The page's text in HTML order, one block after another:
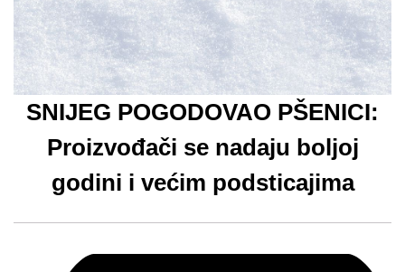
SNIJEG POGODOVAO PŠENICI:
Proizvođači se nadaju boljoj
godini i većim podsticajima